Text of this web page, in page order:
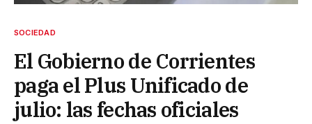
SOCIEDAD
El Gobierno de Corrientes
paga el Plus Unificado de
julio: las fechas oficiales